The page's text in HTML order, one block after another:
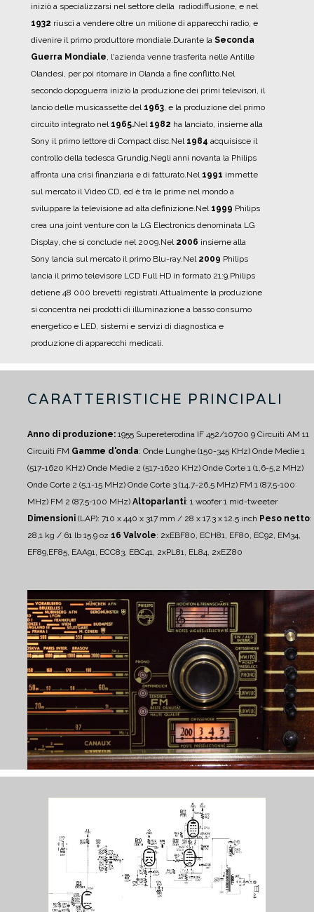
iniziò a specializzarsi nel settore della radiodiffusione, e nel
1932 riuscì a vendere oltre un milione di apparecchi radio, e
divenire il primo produttore mondiale. Durante la Seconda
Guerra Mondiale , l'azienda venne trasferita nelle Antille
Olandesi, per poi ritornare in Olanda a fine conflitto. Nel
secondo dopoguerra iniziò la produzione dei primi televisori, il
lancio delle musicassette del 1963 , e la produzione del primo
circuito integrato nel 1965.Nel 1982 ha lanciato, insieme alla
Sony il primo lettore di Compact disc. Nel 1984 acquisisce il
controllo della tedesca Grundig. Negli anni novanta la Philips
affronta una crisi finanziaria e di fatturato. Nel 1991 immette
sul mercato il Video CD, ed è tra le prime nel mondo a
sviluppare la televisione ad alta definizione. Nel 1999 Philips
crea una joint venture con la LG Electronics denominata LG
Display, che si conclude nel 2009. Nel 2006 insieme alla
Sony lancia sul mercato il primo Blu-ray. Nel 2009 Philips
lancia il primo televisore LCD Full HD in formato 21:9. Philips
detiene 48 000 brevetti registrati. Attualmente la produzione
si concentra nei prodotti di illuminazione a basso consumo
energetico e LED, sistemi e servizi di diagnostica e
produzione di apparecchi medicali.
CARATTERISTICHE PRINCIPALI
Anno di produzione: 1955 Supereterodina IF 452/10700 9 Circuiti AM 11
Circuiti FM Gamme d'onda: Onde Lunghe (150-345 KHz) Onde Medie 1
(517-1620 KHz) Onde Medie 2 (517-1620 KHz) Onde Corte 1 (1,6-5,2 MHz)
Onde Corte 2 (5,1-15 MHz) Onde Corte 3 (14,7-26,5 MHz) FM 1 (87,5-100
MHz) FM 2 (87,5-100 MHz) Altoparlanti: 1 woofer1 mid-tweeter
Dimensioni (LAP): 710 x 440 x 317 mm / 28 x 17.3 x 12.5 inch Peso netto:
28,1 kg / 61 lb 15.9 oz 16 Valvole: 2xEBF80, ECH81, EF80, EC92, EM34,
EF89,EF85, EAA91, ECC83, EBC41, 2xPL81, EL84, 2xEZ80